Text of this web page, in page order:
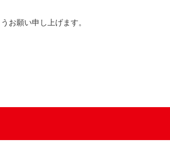
お願い申し上げます。